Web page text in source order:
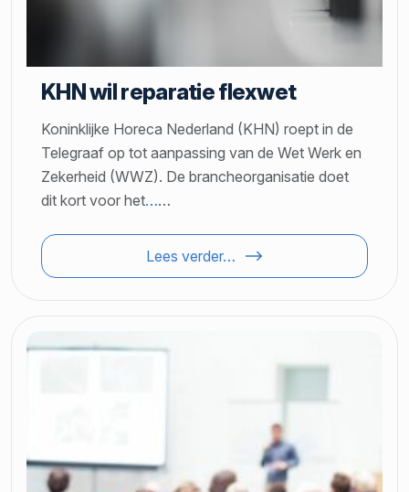
KHN wil reparatie flexwet
Koninklijke Horeca Nederland (KHN) roept in de
Telegraaf op tot aanpassing van de Wet Werk en
Zekerheid (WWZ). De brancheorganisatie doet
dit kort voor het……
Lees verder…